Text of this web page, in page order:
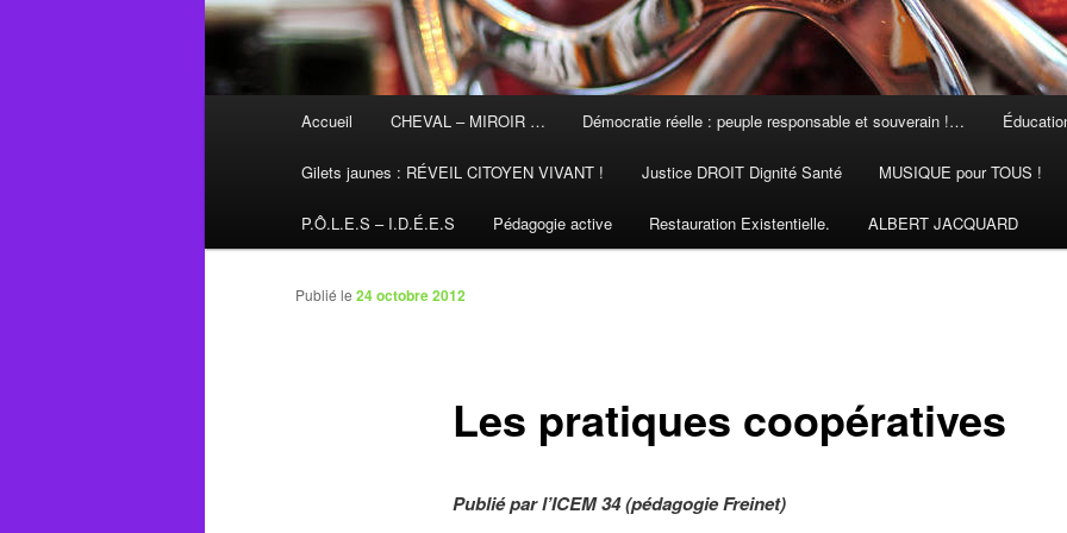
Accueil CHEVAL – MIROIR … Démocratie réelle : peuple responsable et souverain !…
Gilets jaunes : RÉVEIL CITOYEN VIVANT ! Justice DROIT Dignité Santé MUSIQUE pour TOUS !
P.Ô.L.E.S – I.D.É.E.S Pédagogie active Restauration Existentielle. ALBERT JACQUARD
Les pratiques coopératives
Publié le 24 octobre 2012
Publié par l’ICEM 34 (pédagogie Freinet)